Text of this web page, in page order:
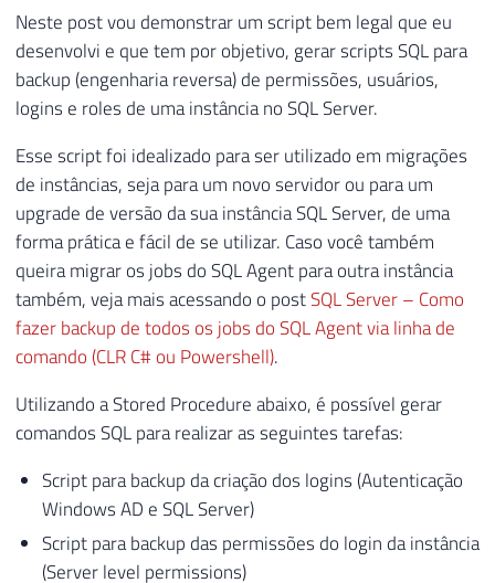
Neste post vou demonstrar um script bem legal que eu
desenvolvi e que tem por objetivo, gerar scripts SQL para
backup (engenharia reversa) de permissões, usuários,
logins e roles de uma instância no SQL Server.
Esse script foi idealizado para ser utilizado em migrações
de instâncias, seja para um novo servidor ou para um
upgrade de versão da sua instância SQL Server, de uma
forma prática e fácil de se utilizar. Caso você também
queira migrar os jobs do SQL Agent para outra instância
também, veja mais acessando o postSQL Server – Como
fazer backup de todos os jobs do SQL Agent via linha de
comando (CLR C# ou Powershell).
Utilizando a Stored Procedure abaixo, é possível gerar
comandos SQL para realizar as seguintes tarefas:
Script para backup da criação dos logins (Autenticação
Windows AD e SQL Server)
Script para backup das permissões do login da instância
(Server level permissions)